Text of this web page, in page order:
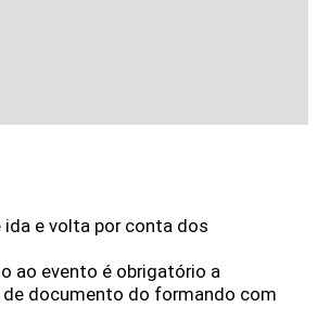
ida e volta por conta dos
ao evento é obrigatório a
de documento do formando com